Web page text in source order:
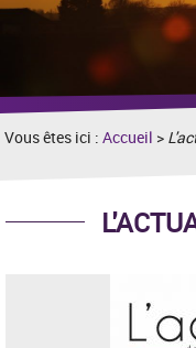
Vous êtes ici :Accueil >